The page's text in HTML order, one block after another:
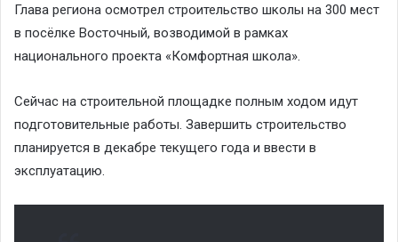
Глава региона осмотрел строительство школы на 300 мест
в посёлке Восточный, возводимой в рамках
национального проекта «Комфортная школа».
Сейчас на строительной площадке полным ходом идут
подготовительные работы. Завершить строительство
планируется в декабре текущего года и ввести в
эксплуатацию.